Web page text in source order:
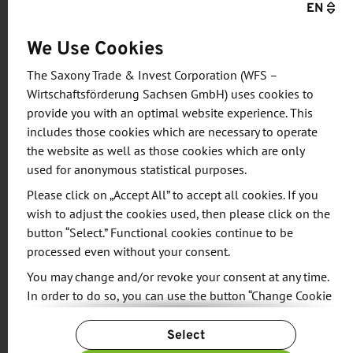
Universitäten zu treffen.
Im Rahmen der GeMiC 2025 werden zu den
folgenden Themen Vortragsreihen veranstaltet:
THz-Kommunikation: Ansätze für Schaltung,
Antenne, Signalverarbeitung und
Systemdesign
Photonische integrierte Schaltungen für
Mikrowellen-/RF-Signalverarbeitung
Body Area Communications: Aktuelle
Fortschritte und experimentelle Ergebnisse
Gemeinsame Kommunikation und Sensorik
Elektronikgehäuse für RF-Anwendungen -
EN
We Use Cookies
The Saxony Trade & Invest Corporation (WFS –
Wirtschaftsförderung Sachsen GmbH) uses cookies to
provide you with an optimal website experience. This
includes those cookies which are necessary to operate
the website as well as those cookies which are only
used for anonymous statistical purposes.
Please click on „Accept All” to accept all cookies. If you
wish to adjust the cookies used, then please click on the
button “Select.” Functional cookies continue to be
processed even without your consent.
You may change and/or revoke your consent at any time.
In order to do so, you can use the button “Change Cookie
For more information, please see our
Privacy Policy.
Select